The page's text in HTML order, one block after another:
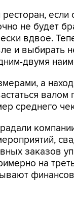
не будет
вдвое.
и выбирать
двумя
а
валом
среднего
заказов
на